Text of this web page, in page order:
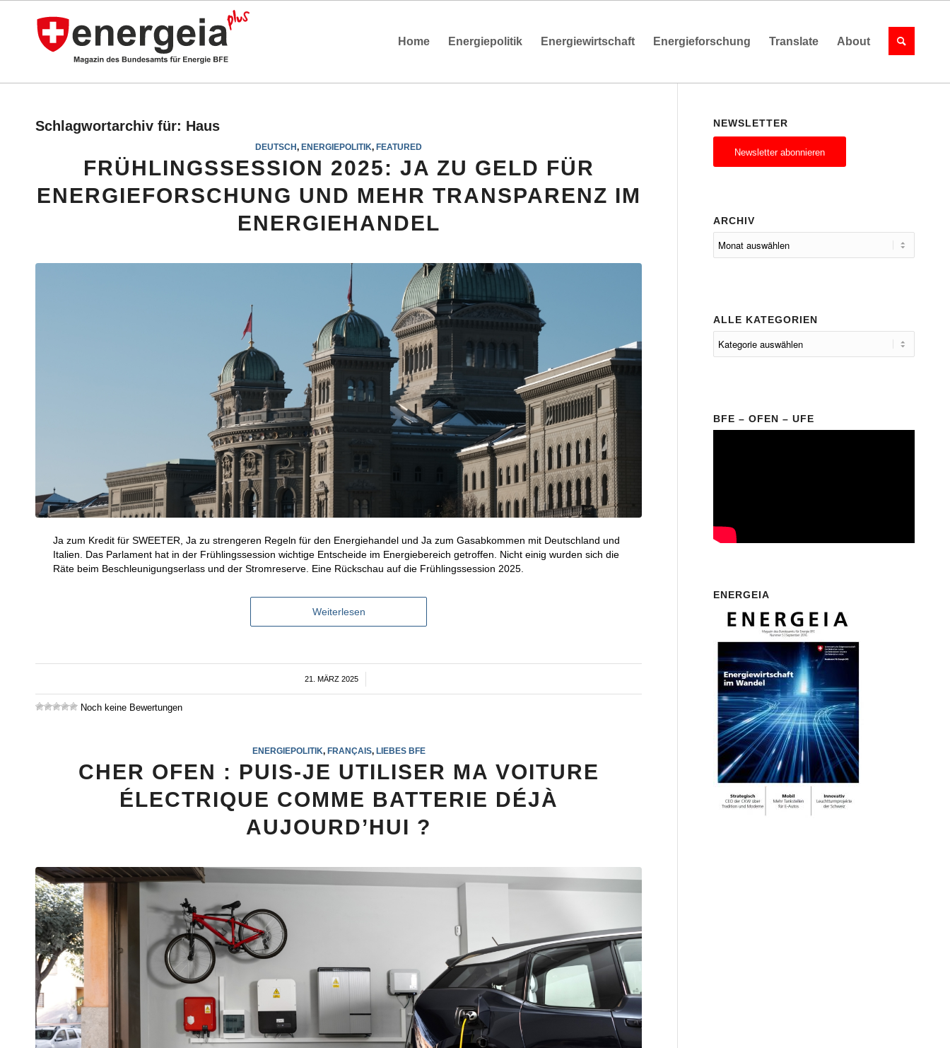
Home Energiepolitik Energiewirtschaft Energieforschung Translate About
Schlagwortarchiv für: Haus
DEUTSCH,ENERGIEPOLITIK,FEATURED
FRÜHLINGSSESSION 2025: JA ZU GELD FÜR
ENERGIEFORSCHUNG UND MEHR TRANSPARENZ IM
ENERGIEHANDEL
Ja zum Kredit für SWEETER, Ja zu strengeren Regeln für den Energiehandel und Ja zum Gasabkommen mit Deutschland und
Italien. Das Parlament hat in der Frühlingssession wichtige Entscheide im Energiebereich getroffen. Nicht einig wurden sich die
Räte beim Beschleunigungserlass und der Stromreserve. Eine Rückschau auf die Frühlingssession 2025.
Weiterlesen
21. MÄRZ 2025
/
Noch keine Bewertungen
ENERGIEPOLITIK, FRANÇAIS, LIEBES BFE
CHER OFEN : PUIS-JE UTILISER MA VOITURE
ÉLECTRIQUE COMME BATTERIE DÉJÀ
AUJOURD’HUI ?
NEWSLETTER
Newsletter abonnieren
ARCHIV
ALLE KATEGORIEN
BFE – OFEN – UFE
ENERGEIA